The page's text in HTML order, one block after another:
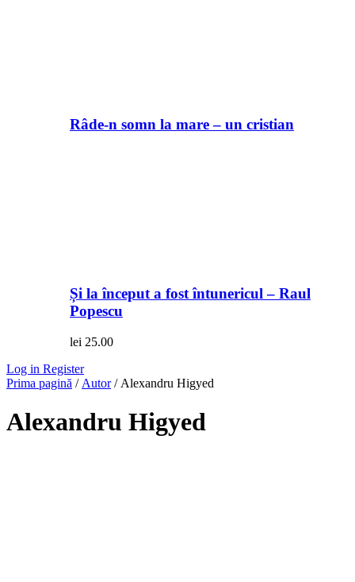
Râde-n somn la mare – un cristian
Și la început a fost întunericul – Raul
Popescu
lei 25.00
Log in Register
Prima pagină / Autor/ Alexandru Higyed
Alexandru Higyed